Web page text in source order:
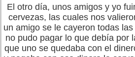
El otro día, unos amigos y yo
cervezas, las cuales nos
un amigo se le cayeron todas
no pudo pagar lo que debía por
que uno se quedaba con el